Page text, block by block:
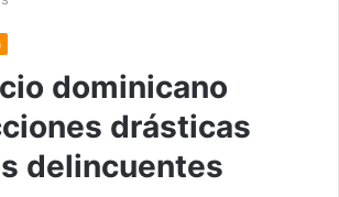
dominicano
drásticas
delincuentes